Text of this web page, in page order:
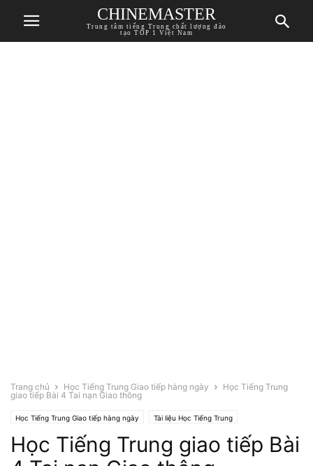
CHINEMASTER
Trung tâm tiếng Trung chất lượng đào
tạo TOP 1 Việt Nam
Trang chủ Học Tiếng Trung Giao tiếp hàng ngày
Học Tiếng Trung
giao tiếp Bài 4 Tai nạn Giao thông
Học Tiếng Trung Giao tiếp hàng ngày Tài liệu Học Tiếng Trung
Học Tiếng Trung giao tiếp Bài